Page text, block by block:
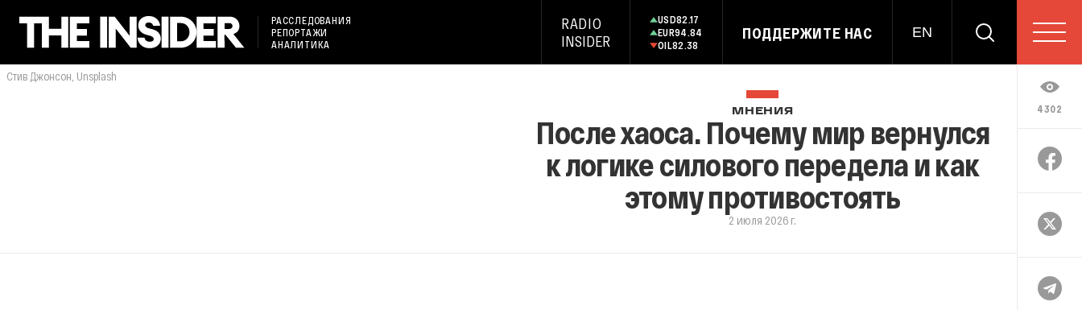
РАССЛЕДОВАНИЯ
РЕПОРТАЖИ
АНАЛИТИКА
RADIO
INSIDER
USD82.17
EUR94.84
OIL82.38
ПОДДЕРЖИТЕ НАС EN
4302
Стив Джонсон, Unsplash
МНЕНИЯ
После хаоса. Почему мир вернулся
к логике силового передела и как
этому противостоять
2 июля 2026 г.